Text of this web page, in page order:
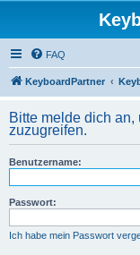
FAQ
KeyboardPartner
Bitte melde dich
zuzugreifen.
Benutzername:
Passwort:
Ich habe mein Passwort